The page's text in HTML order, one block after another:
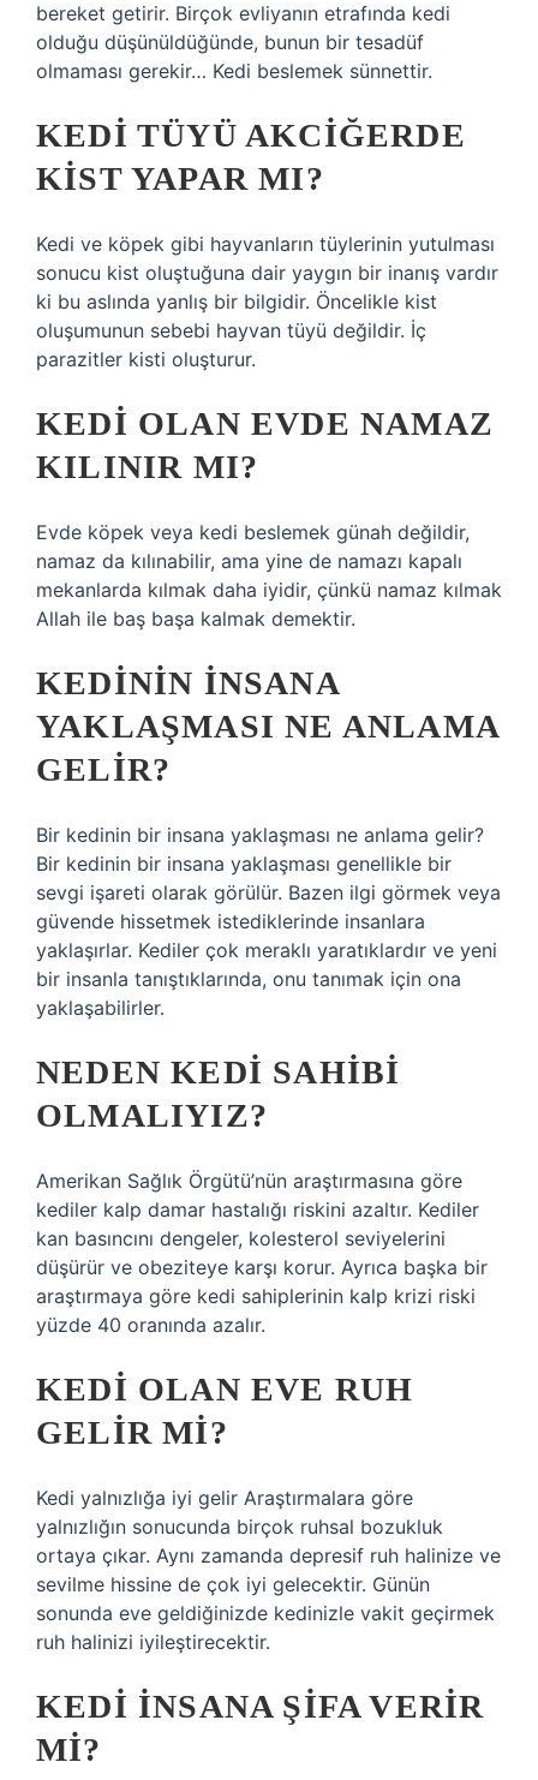
bereket getirir. Birçok evliyanın etrafında kedi
olduğu düşünüldüğünde, bunun bir tesadüf
olmaması gerekir… Kedi beslemek sünnettir.
KEDI TÜYÜ AKCIĞERDE
KIST YAPAR MI?
Kedi ve köpek gibi hayvanların tüylerinin yutulması
sonucu kist oluştuğuna dair yaygın bir inanış vardır
ki bu aslında yanlış bir bilgidir. Öncelikle kist
oluşumunun sebebi hayvan tüyü değildir. İç
parazitler kisti oluşturur.
KEDI OLAN EVDE NAMAZ
KILINIR MI?
Evde köpek veya kedi beslemek günah değildir,
namaz da kılınabilir, ama yine de namazı kapalı
mekanlarda kılmak daha iyidir, çünkü namaz kılmak
Allah ile baş başa kalmak demektir.
KEDININ INSANA
YAKLAŞMASI NE ANLAMA
GELIR?
Bir kedinin bir insana yaklaşması ne anlama gelir?
Bir kedinin bir insana yaklaşması genellikle bir
sevgi işareti olarak görülür. Bazen ilgi görmek veya
güvende hissetmek istediklerinde insanlara
yaklaşırlar. Kediler çok meraklı yaratıklardır ve yeni
bir insanla tanıştıklarında, onu tanımak için ona
yaklaşabilirler.
NEDEN KEDI SAHIBI
OLMALIYIZ?
Amerikan Sağlık Örgütü’nün araştırmasına göre
kediler kalp damar hastalığı riskini azaltır. Kediler
kan basıncını dengeler, kolesterol seviyelerini
düşürür ve obeziteye karşı korur. Ayrıca başka bir
araştırmaya göre kedi sahiplerinin kalp krizi riski
yüzde 40 oranında azalır.
KEDI OLAN EVE RUH
GELIR MI?
Kedi yalnızlığa iyi gelir Araştırmalara göre
yalnızlığın sonucunda birçok ruhsal bozukluk
ortaya çıkar. Aynı zamanda depresif ruh halinize ve
sevilme hissine de çok iyi gelecektir. Günün
sonunda eve geldiğinizde kedinizle vakit geçirmek
ruh halinizi iyileştirecektir.
KEDI INSANA ŞIFA VERIR
MI?